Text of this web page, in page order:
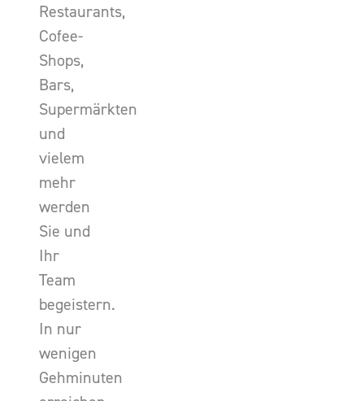
Restaurants,
Cofee-
Shops,
Bars,
Supermärkten
und
vielem
mehr
werden
Sie und
Ihr
Team
begeistern.
In nur
wenigen
Gehminuten